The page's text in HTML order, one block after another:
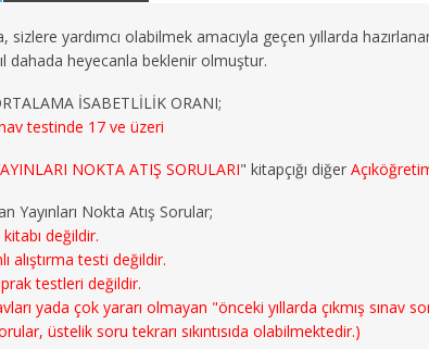
sizlere yardımcı olabilmek amacıyla geçen yıllarda
dahada heyecanla beklenir olmuştur.
İSABETLİLİK ORANI;
testinde 17 ve üzeri
NOKTA ATIŞ SORULARI" kitapçığı diğer
Yayınları Nokta Atış Sorular;
değildir.
alıştırma testi değildir.
testleri değildir.
yada çok yararı olmayan "önceki yıllarda çıkmış sınav
üstelik soru tekrarı sıkıntısıda olabilmektedir.)